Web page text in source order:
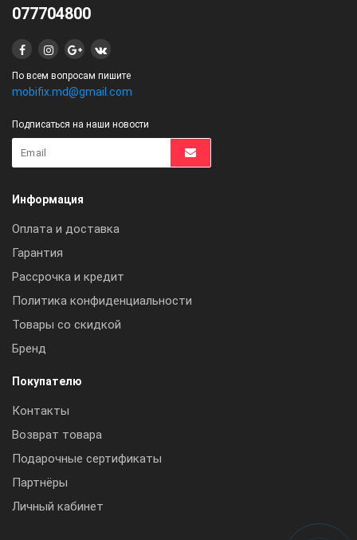
077704800
По всем вопросам пишите
mobifix.md@gmail.com
Подписаться на наши новости
Информация
Оплата и доставка
Гарантия
Рассрочка и кредит
Политика конфиденциальности
Товары со скидкой
Бренд
Покупателю
Контакты
Возврат товара
Подарочные сертификаты
Партнёры
Личный кабинет